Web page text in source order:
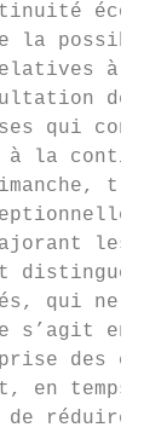
la
à la
des
qui
la
les
distinguer
qui ne
s’agit en
des
en temps
réduire